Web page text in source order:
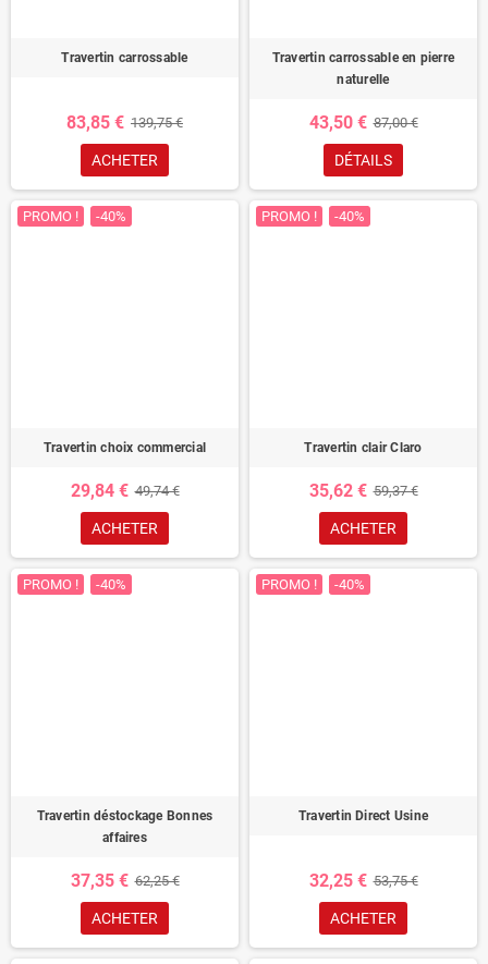
Travertin carrossable
83,85 € 139,75 €
ACHETER
Travertin carrossable en pierre
naturelle
43,50 € 87,00 €
DÉTAILS
PROMO ! -40%
Travertin choix commercial
29,84 € 49,74 €
ACHETER
PROMO ! -40%
Travertin clair Claro
35,62 € 59,37 €
ACHETER
PROMO ! -40%
Travertin déstockage Bonnes
affaires
37,35 € 62,25 €
ACHETER
PROMO ! -40%
Travertin Direct Usine
32,25 € 53,75 €
ACHETER